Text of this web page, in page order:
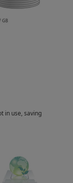
in use, saving